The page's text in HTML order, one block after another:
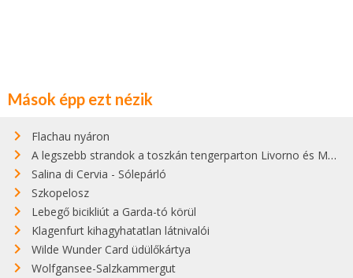
Mások épp ezt nézik
Flachau nyáron
A legszebb strandok a toszkán tengerparton Livorno és Maremma között
Salina di Cervia - Sólepárló
Szkopelosz
Lebegő bicikliút a Garda-tó körül
Klagenfurt kihagyhatatlan látnivalói
Wilde Wunder Card üdülőkártya
Wolfgansee-Salzkammergut